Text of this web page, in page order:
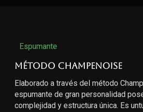
Espumante
Método Champenoise
Elaborado a través del método
espumante de gran personalidad
complejidad y estructura única. Es